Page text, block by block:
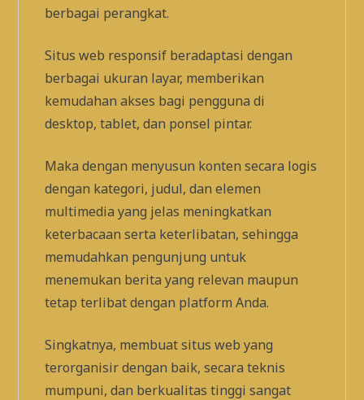
berbagai perangkat.
Situs web responsif beradaptasi dengan
berbagai ukuran layar, memberikan
kemudahan akses bagi pengguna di
desktop, tablet, dan ponsel pintar.
Maka dengan menyusun konten secara logis
dengan kategori, judul, dan elemen
multimedia yang jelas meningkatkan
keterbacaan serta keterlibatan, sehingga
memudahkan pengunjung untuk
menemukan berita yang relevan maupun
tetap terlibat dengan platform Anda.
Singkatnya, membuat situs web yang
terorganisir dengan baik, secara teknis
mumpuni, dan berkualitas tinggi sangat